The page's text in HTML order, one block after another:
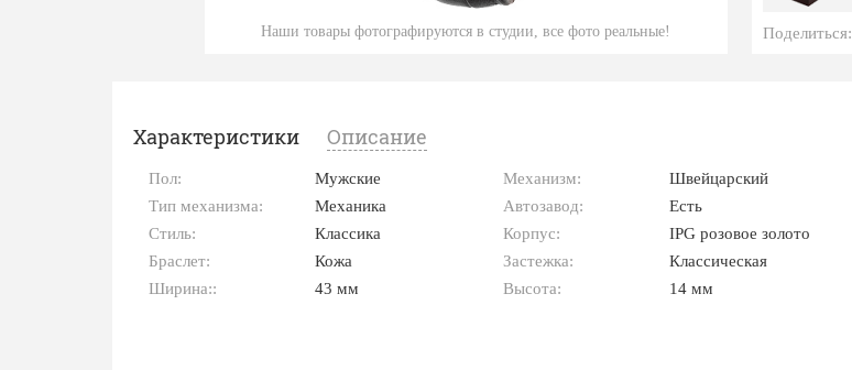
Наши товары фотографируются в студии, все фото реальные! Поделиться:
Характеристики Описание
Пол: Мужские Механизм:
Швейцарский
Тип механизма:
Механика Автозавод:
Есть
Стиль:
Классика Корпус:
IPG розовое золото
Браслет:
Кожа Застежка:
Классическая
Ширина::
43 мм Высота: 14 мм